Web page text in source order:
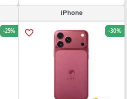
iPhone
favorite_border -30%
-25%